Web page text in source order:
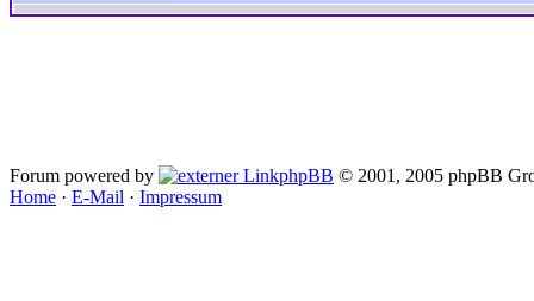
Forum powered by phpBB © 2001, 2005 phpBB
Home · E-Mail · Impressum